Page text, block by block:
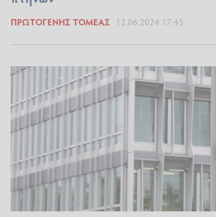
ΠΡΩΤΟΓΕΝΉΣ ΤΟΜΈΑΣ 12.06.2024 17:45